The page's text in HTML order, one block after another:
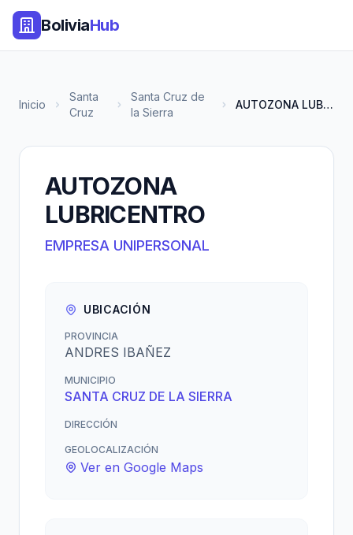
BoliviaHub
Inicio
Santa
Cruz
Santa Cruz de
la Sierra
AUTOZONA LUBRICENTRO
AUTOZONA
LUBRICENTRO
EMPRESA UNIPERSONAL
UBICACIÓN
PROVINCIA
ANDRES IBAÑEZ
MUNICIPIO
SANTA CRUZ DE LA SIERRA
DIRECCIÓN
GEOLOCALIZACIÓN
Ver en Google Maps